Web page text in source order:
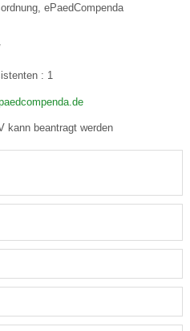
ePaedCompenda
: 1
kann beantragt werden